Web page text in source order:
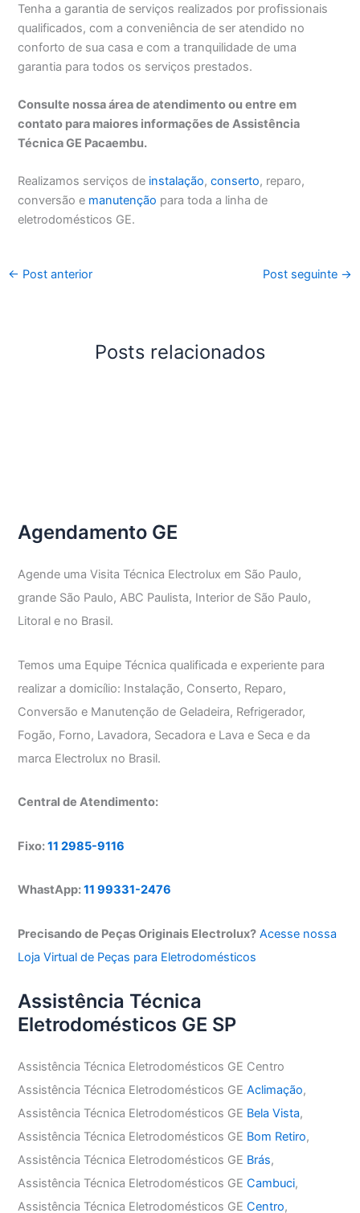
Tenha a garantia de serviços realizados por profissionais
qualificados, com a conveniência de ser atendido no
conforto de sua casa e com a tranquilidade de uma
garantia para todos os serviços prestados.
Consulte nossa área de atendimento ou entre em
contato para maiores informações de Assistência
Técnica GE Pacaembu.
Realizamos serviços de instalação,conserto, reparo,
conversão e manutenção para toda a linha de
eletrodomésticos GE.
← Post anterior Post seguinte →
Posts relacionados
Agendamento GE
Agende uma Visita Técnica Electrolux em São Paulo,
grande São Paulo, ABC Paulista, Interior de São Paulo,
Litoral e no Brasil.
Temos uma Equipe Técnica qualificada e experiente para
realizar a domicílio: Instalação, Conserto, Reparo,
Conversão e Manutenção de Geladeira, Refrigerador,
Fogão, Forno, Lavadora, Secadora e Lava e Seca e da
marca Electrolux no Brasil.
Central de Atendimento:
Fixo:11 2985-9116
WhastApp:11 99331-2476
Precisando de Peças Originais Electrolux? Acesse nossa
Loja Virtual de Peças para Eletrodomésticos
Assistência Técnica
Eletrodomésticos GE SP
Assistência Técnica Eletrodomésticos GE Centro
Assistência Técnica Eletrodomésticos GEAclimação,
Assistência Técnica Eletrodomésticos GE Bela Vista,
Assistência Técnica Eletrodomésticos GE Bom Retiro,
Assistência Técnica Eletrodomésticos GE Brás,
Assistência Técnica Eletrodomésticos GECambuci,
Assistência Técnica Eletrodomésticos GECentro,